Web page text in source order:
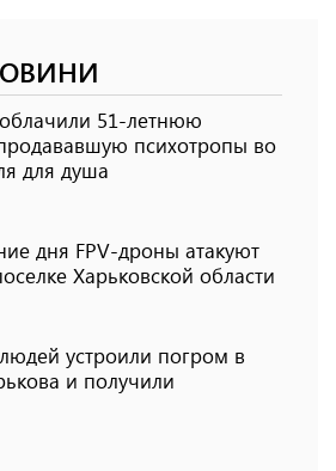
51-летнюю
психотропы во
для душа
дня FPV-дроны атакуют
Харьковской области
устроили погром в
и получили